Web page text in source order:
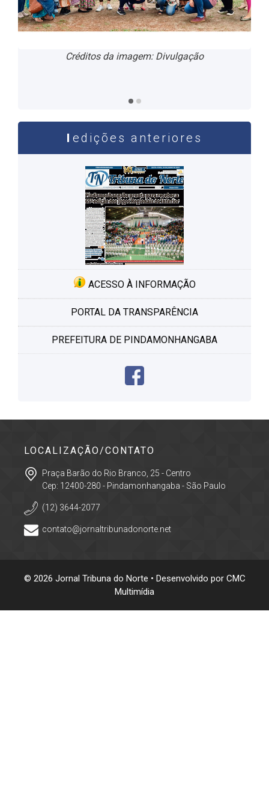
Créditos da imagem: Divulgação
Evento segue protocolos de combate à Covid-19
edições anteriores
ACESSO À INFORMAÇÃO
PORTAL DA TRANSPARÊNCIA
PREFEITURA DE PINDAMONHANGABA
LOCALIZAÇÃO/CONTATO
Praça Barão do Rio Branco, 25 - Centro
Cep: 12400-280 - Pindamonhangaba - São Paulo
(12) 3644-2077
contato@jornaltribunadonorte.net
© 2026 Jornal Tribuna do Norte • Desenvolvido por CMC
Multimídia